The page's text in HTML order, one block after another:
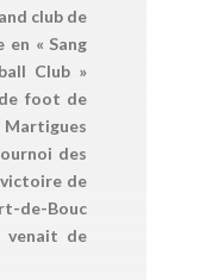
club de
en « Sang
Club »
foot de
des
victoire de
de-Bouc
venait de